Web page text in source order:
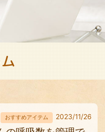
おすすめアイテム 2023/11/26